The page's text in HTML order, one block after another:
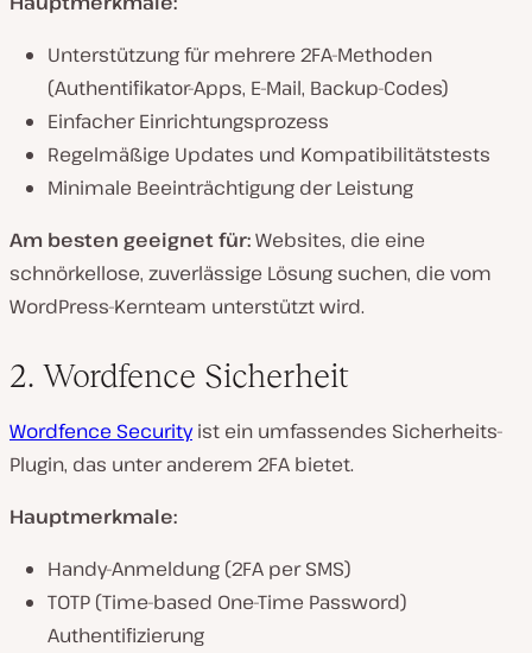
Unterstützung für mehrere 2FA-Methoden
(Authentifikator-Apps, E-Mail, Backup-Codes)
Einfacher Einrichtungsprozess
Regelmäßige Updates und Kompatibilitätstests
Minimale Beeinträchtigung der Leistung
Am besten geeignet für:Websites, die eine
schnörkellose, zuverlässige Lösung suchen, die vom
WordPress-Kernteam unterstützt wird.
2. Wordfence Sicherheit
Wordfence Securityist ein umfassendes Sicherheits-
Plugin, das unter anderem 2FA bietet.
Hauptmerkmale:
Handy-Anmeldung (2FA per SMS)
TOTP (Time-based One-Time Password)
Authentifizierung